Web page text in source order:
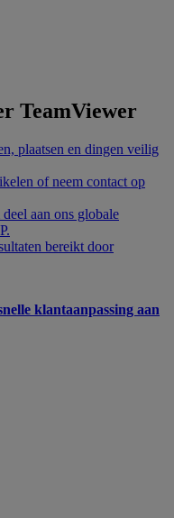
TeamViewer
plaatsen en dingen veilig
of neem contact op
aan ons globale
bereikt door
klantaanpassing aan